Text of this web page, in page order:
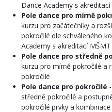
Dance Academy s akreditací
Pole dance pro mírně
kurzu pro začátečníky a
pokročilé dle schváleného
Academy s akreditací MŠMT
Pole dance pro středně
kurzu pro mírně pokročilé a
pokročilé
Pole dance pro pokročilé
středně pokročilé a
pokročilé prvky a kombinace